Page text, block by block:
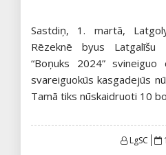
Sastdiņ, 1. martā,
Rēzeknē byus
“Boņuks 2024”
svareiguokūs kasgadejūs
Tamā tiks nūskaidruoti 10
LgSC